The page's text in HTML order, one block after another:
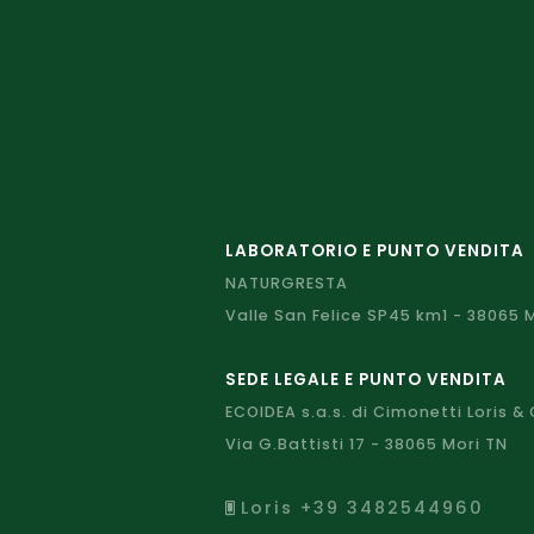
LABORATORIO E PUNTO VENDITA
NATURGRESTA
Valle San Felice SP45 km1 - 38065
SEDE LEGALE E PUNTO VENDITA
ECOIDEA s.a.s. di Cimonetti Loris &
Via G.Battisti 17 - 38065 Mori TN
Loris +39 3482544960